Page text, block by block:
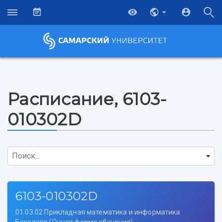
Расписание, 6103-
010302D
Поиск...
6103-010302D
01.03.02 Прикладная математика и информатика